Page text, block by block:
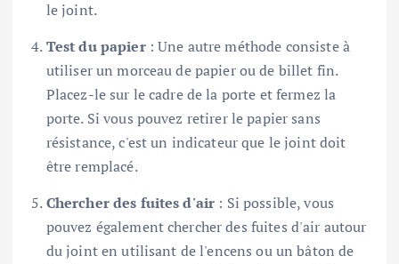
le joint.
Test du papier: Une autre méthode consiste à
utiliser un morceau de papier ou de billet fin.
Placez-le sur le cadre de la porte et fermez la
porte. Si vous pouvez retirer le papier sans
résistance, c'est un indicateur que le joint doit
être remplacé.
Chercher des fuites d'air : Si possible, vous
pouvez également chercher des fuites d'air autour
du joint en utilisant de l'encens ou un bâton de